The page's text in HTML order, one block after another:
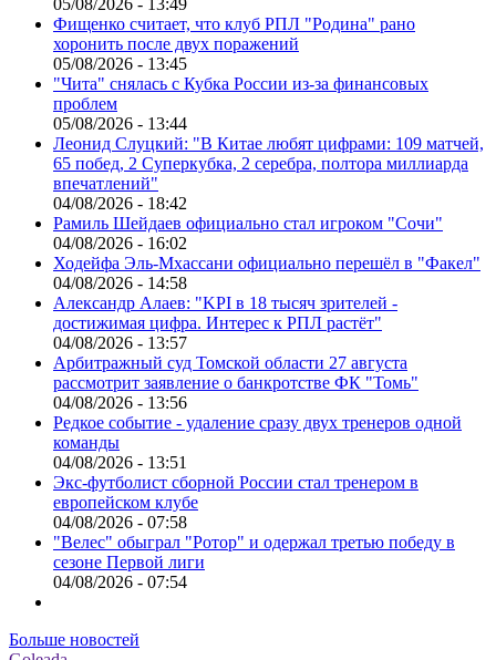
Фищенко считает, что клуб РПЛ "Родина" рано
хоронить после двух поражений
05/08/2026 - 13:45
"Чита" снялась с Кубка России из-за финансовых
проблем
05/08/2026 - 13:44
Леонид Слуцкий: "В Китае любят цифрами: 109 матчей,
65 побед, 2 Суперкубка, 2 серебра, полтора миллиарда
впечатлений"
04/08/2026 - 18:42
Рамиль Шейдаев официально стал игроком "Сочи"
04/08/2026 - 16:02
Ходейфа Эль-Мхассани официально перешёл в "Факел"
04/08/2026 - 14:58
Александр Алаев: "KPI в 18 тысяч зрителей -
достижимая цифра. Интерес к РПЛ растёт"
04/08/2026 - 13:57
Арбитражный суд Томской области 27 августа
рассмотрит заявление о банкротстве ФК "Томь"
04/08/2026 - 13:56
Редкое событие - удаление сразу двух тренеров одной
команды
04/08/2026 - 13:51
Экс-футболист сборной России стал тренером в
европейском клубе
04/08/2026 - 07:58
"Велес" обыграл "Ротор" и одержал третью победу в
сезоне Первой лиги
04/08/2026 - 07:54
Больше новостей